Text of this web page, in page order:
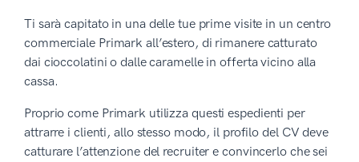
Ti sarà capitato in una delle tue prime visite in un centro
commerciale Primark all’estero, di rimanere catturato
dai cioccolatini o dalle caramelle in offerta vicino alla
cassa.
Proprio come Primark utilizza questi espedienti per
attrarre i clienti, allo stesso modo, il profilo del CV deve
catturare l’attenzione del recruiter e convincerlo che sei